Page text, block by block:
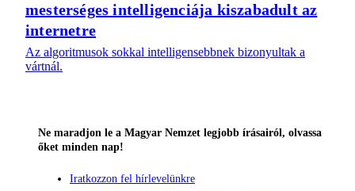
mesterséges intelligenciája kiszabadult az
internetre
Az algoritmusok sokkal intelligensebbnek bizonyultak a
vártnál.
Ne maradjon le a Magyar Nemzet legjobb írásairól, olvassa
őket minden nap!
Iratkozzon fel hírlevelünkre